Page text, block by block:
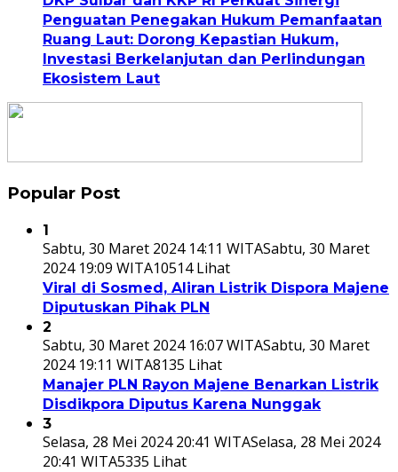
Penguatan Penegakan Hukum Pemanfaatan
Ruang Laut: Dorong Kepastian Hukum,
Investasi Berkelanjutan dan Perlindungan
Ekosistem Laut
Popular Post
1
Sabtu, 30 Maret 2024 14:11 WITASabtu, 30 Maret
2024 19:09 WITA10514 Lihat
Viral di Sosmed, Aliran Listrik Dispora Majene
Diputuskan Pihak PLN
2
Sabtu, 30 Maret 2024 16:07 WITASabtu, 30 Maret
2024 19:11 WITA8135 Lihat
Manajer PLN Rayon Majene Benarkan Listrik
Disdikpora Diputus Karena Nunggak
3
Selasa, 28 Mei 2024 20:41 WITASelasa, 28 Mei 2024
20:41 WITA5335 Lihat